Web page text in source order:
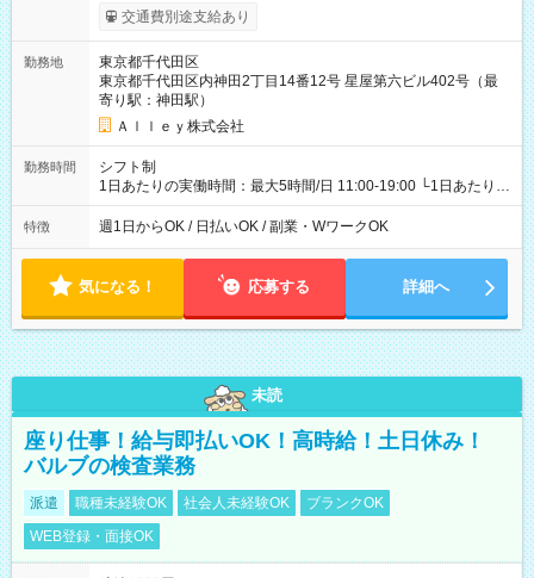
給与は本採用時と同じです。
交通費別途支給あり
勤務地
東京都千代田区
東京都千代田区内神田2丁目14番12号 星屋第六ビル402号（最
寄り駅：神田駅）
Ａｌｌｅｙ株式会社
勤務時間
シフト制
1日あたりの実働時間：最大5時間/日 11:00-19:00 └1日あたりの
実働時間：1-5時間 └上記の時間帯内であれば、いつでも勤務可
能！ └平日・土曜日の中で、お好きな曜日でご勤務いただけま
18:00 などのように、自由な働き方が可能なお仕事です！
特徴 週1日からOK / 日払いOK / 副業・WワークOK
気になる！ 応募する 詳細へ
未読
座り仕事！給与即払いOK！高時給！土日休み！
バルブの検査業務
派遣 職種未経験OK 社会人未経験OK
ブランクOK
WEB登録・面接OK